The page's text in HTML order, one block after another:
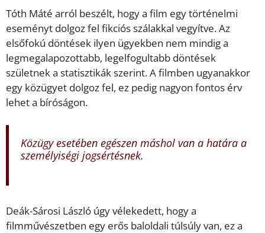
Tóth Máté arról beszélt, hogy a film egy történelmi
eseményt dolgoz fel fikciós szálakkal vegyítve. Az
elsőfokú döntések ilyen ügyekben nem mindig a
legmegalapozottabb, legelfogultabb döntések
születnek a statisztikák szerint. A filmben ugyanakkor
egy közügyet dolgoz fel, ez pedig nagyon fontos érv
lehet a bíróságon.
Közügy esetében egészen máshol van a határa a
személyiségi jogsértésnek.
Deák-Sárosi László úgy vélekedett, hogy a
filmművészetben egy erős baloldali túlsúly van, ez a